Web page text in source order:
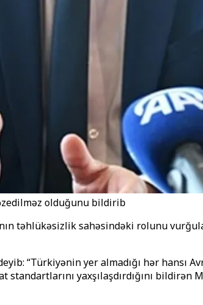
olduğunu bildirib
təhlükəsizlik sahəsindəki rolunu
“Türkiyənin yer almadığı hər
yaxşılaşdırdığını bildirən